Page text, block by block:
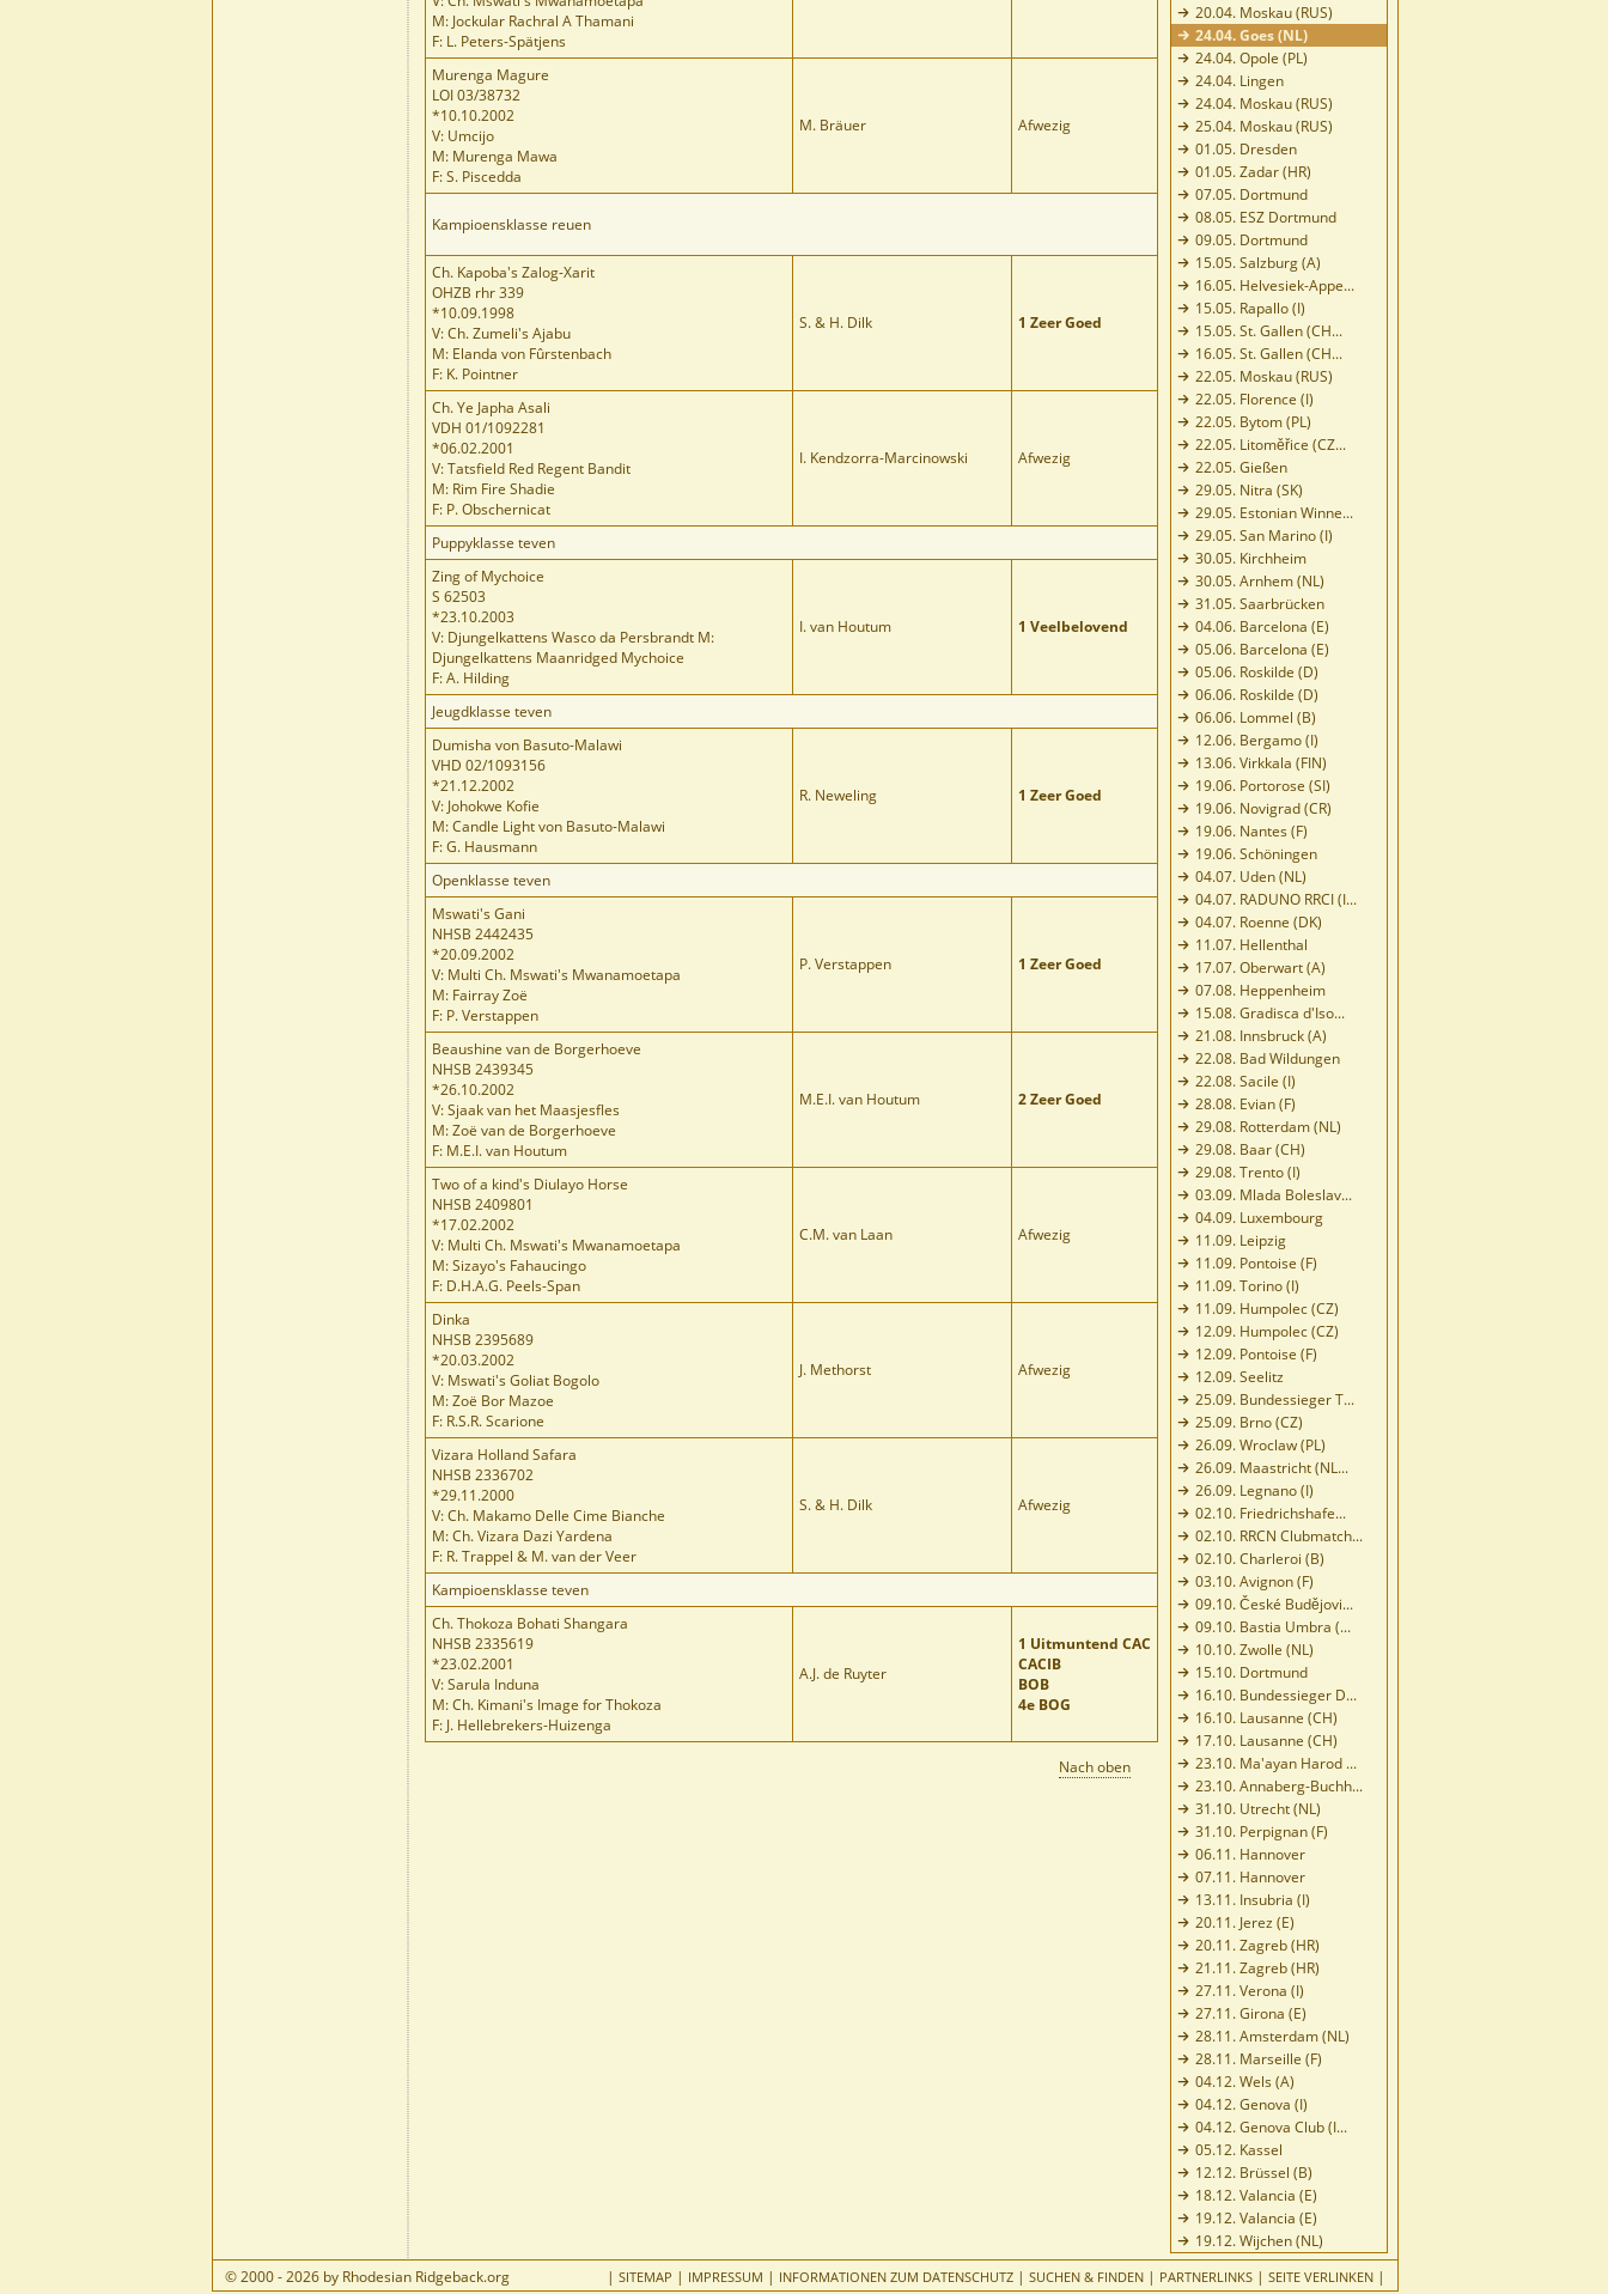
20.04. Moskau (RUS)
24.04. Goes (NL)
24.04. Opole (PL)
24.04. Lingen
24.04. Moskau (RUS)
25.04. Moskau (RUS)
01.05. Dresden
01.05. Zadar (HR)
07.05. Dortmund
08.05. ESZ Dortmund
09.05. Dortmund
15.05. Salzburg (A)
16.05. Helvesiek-Appe...
15.05. Rapallo (I)
15.05. St. Gallen (CH...
16.05. St. Gallen (CH...
22.05. Moskau (RUS)
22.05. Florence (I)
22.05. Bytom (PL)
22.05. Litoměřice (CZ...
22.05. Gießen
29.05. Nitra (SK)
29.05. Estonian Winne...
29.05. San Marino (I)
30.05. Kirchheim
30.05. Arnhem (NL)
31.05. Saarbrücken
04.06. Barcelona (E)
05.06. Barcelona (E)
05.06. Roskilde (D)
06.06. Roskilde (D)
06.06. Lommel (B)
12.06. Bergamo (I)
13.06. Virkkala (FIN)
19.06. Portorose (SI)
19.06. Novigrad (CR)
19.06. Nantes (F)
19.06. Schöningen
04.07. Uden (NL)
04.07. RADUNO RRCI (I...
04.07. Roenne (DK)
11.07. Hellenthal
17.07. Oberwart (A)
07.08. Heppenheim
15.08. Gradisca d'Iso...
21.08. Innsbruck (A)
22.08. Bad Wildungen
22.08. Sacile (I)
28.08. Evian (F)
29.08. Rotterdam (NL)
29.08. Baar (CH)
29.08. Trento (I)
03.09. Mlada Boleslav...
04.09. Luxembourg
11.09. Leipzig
11.09. Pontoise (F)
11.09. Torino (I)
11.09. Humpolec (CZ)
12.09. Humpolec (CZ)
12.09. Pontoise (F)
12.09. Seelitz
25.09. Bundessieger T...
25.09. Brno (CZ)
26.09. Wroclaw (PL)
26.09. Maastricht (NL...
26.09. Legnano (I)
02.10. Friedrichshafe...
02.10. RRCN Clubmatch...
02.10. Charleroi (B)
03.10. Avignon (F)
09.10. České Budějovi...
09.10. Bastia Umbra (...
10.10. Zwolle (NL)
15.10. Dortmund
16.10. Bundessieger D...
16.10. Lausanne (CH)
17.10. Lausanne (CH)
23.10. Ma'ayan Harod ...
23.10. Annaberg-Buchh...
31.10. Utrecht (NL)
31.10. Perpignan (F)
06.11. Hannover
07.11. Hannover
13.11. Insubria (I)
20.11. Jerez (E)
20.11. Zagreb (HR)
21.11. Zagreb (HR)
27.11. Verona (I)
27.11. Girona (E)
28.11. Amsterdam (NL)
28.11. Marseille (F)
04.12. Wels (A)
04.12. Genova (I)
04.12. Genova Club (I...
05.12. Kassel
12.12. Brüssel (B)
18.12. Valancia (E)
19.12. Valancia (E)
19.12. Wijchen (NL)
M: Jockular Rachral A Thamani
F: L. Peters-Spätjens
Murenga Magure
LOI 03/38732
*10.10.2002
V: Umcijo
M: Murenga Mawa
F: S. Piscedda
M. Bräuer Afwezig
Kampioensklasse reuen
Ch. Kapoba's Zalog-Xarit
OHZB rhr 339
*10.09.1998
V: Ch. Zumeli's Ajabu
M: Elanda von Fûrstenbach
F: K. Pointner
S. & H. Dilk 1 Zeer Goed
Ch. Ye Japha Asali
VDH 01/1092281
*06.02.2001
V: Tatsfield Red Regent Bandit
M: Rim Fire Shadie
F: P. Obschernicat
I. Kendzorra-Marcinowski Afwezig
Puppyklasse teven
Zing of Mychoice
S 62503
*23.10.2003
V: Djungelkattens Wasco da Persbrandt M:
Djungelkattens Maanridged Mychoice
F: A. Hilding
I. van Houtum 1 Veelbelovend
Jeugdklasse teven
Dumisha von Basuto-Malawi
VHD 02/1093156
*21.12.2002
V: Johokwe Kofie
M: Candle Light von Basuto-Malawi
F: G. Hausmann
R. Neweling 1 Zeer Goed
Openklasse teven
Mswati's Gani
NHSB 2442435
*20.09.2002
V: Multi Ch. Mswati's Mwanamoetapa
M: Fairray Zoë
F: P. Verstappen
P. Verstappen 1 Zeer Goed
Beaushine van de Borgerhoeve
NHSB 2439345
*26.10.2002
V: Sjaak van het Maasjesfles
M: Zoë van de Borgerhoeve
F: M.E.I. van Houtum
M.E.I. van Houtum 2 Zeer Goed
Two of a kind's Diulayo Horse
NHSB 2409801
*17.02.2002
V: Multi Ch. Mswati's Mwanamoetapa
M: Sizayo's Fahaucingo
F: D.H.A.G. Peels-Span
C.M. van Laan Afwezig
Dinka
NHSB 2395689
*20.03.2002
V: Mswati's Goliat Bogolo
M: Zoë Bor Mazoe
F: R.S.R. Scarione
J. Methorst Afwezig
Vizara Holland Safara
NHSB 2336702
*29.11.2000
V: Ch. Makamo Delle Cime Bianche
M: Ch. Vizara Dazi Yardena
F: R. Trappel & M. van der Veer
S. & H. Dilk Afwezig
Kampioensklasse teven
Ch. Thokoza Bohati Shangara
NHSB 2335619
*23.02.2001
V: Sarula Induna
M: Ch. Kimani's Image for Thokoza
F: J. Hellebrekers-Huizenga
A.J. de Ruyter
1 Uitmuntend CAC
CACIB
BOB
4e BOG
Nach oben
© 2000 - 2026 by Rhodesian Ridgeback.org | SITEMAP | IMPRESSUM | INFORMATIONEN ZUM DATENSCHUTZ | SUCHEN & FINDEN | PARTNERLINKS | SEITE VERLINKEN |